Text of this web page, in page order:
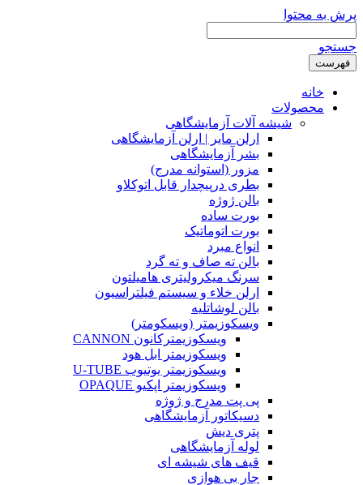
پرش به محتوا
جستجو
فهرست
خانه
محصولات
شیشه آلات آزمایشگاهی
ارلن مایر | ارلن آزمایشگاهی
بشر آزمایشگاهی
مزور (استوانه مدرج)
بطری درپیچدار قابل اتوکلاو
بالن ژوژه
بورت ساده
بورت اتوماتیک
انواع مبرد
بالن ته صاف و ته گرد
سرنگ میکرولیتری هامیلتون
ارلن خلاء و سیستم فیلتراسیون
بالن لوشاتلیه
ویسکوزیمتر (ویسکومتر)
ویسکوزیمترکانون CANNON
ویسکوزیمتر ابل هود
ویسکوزیمتر یوتیوب U-TUBE
ویسکوزیمتر اپکیو OPAQUE
پی پت مدرج و ژوژه
دسیکاتور آزمایشگاهی
پتری دیش
لوله آزمایشگاهی
قیف های شیشه ای
جار بی هوازی